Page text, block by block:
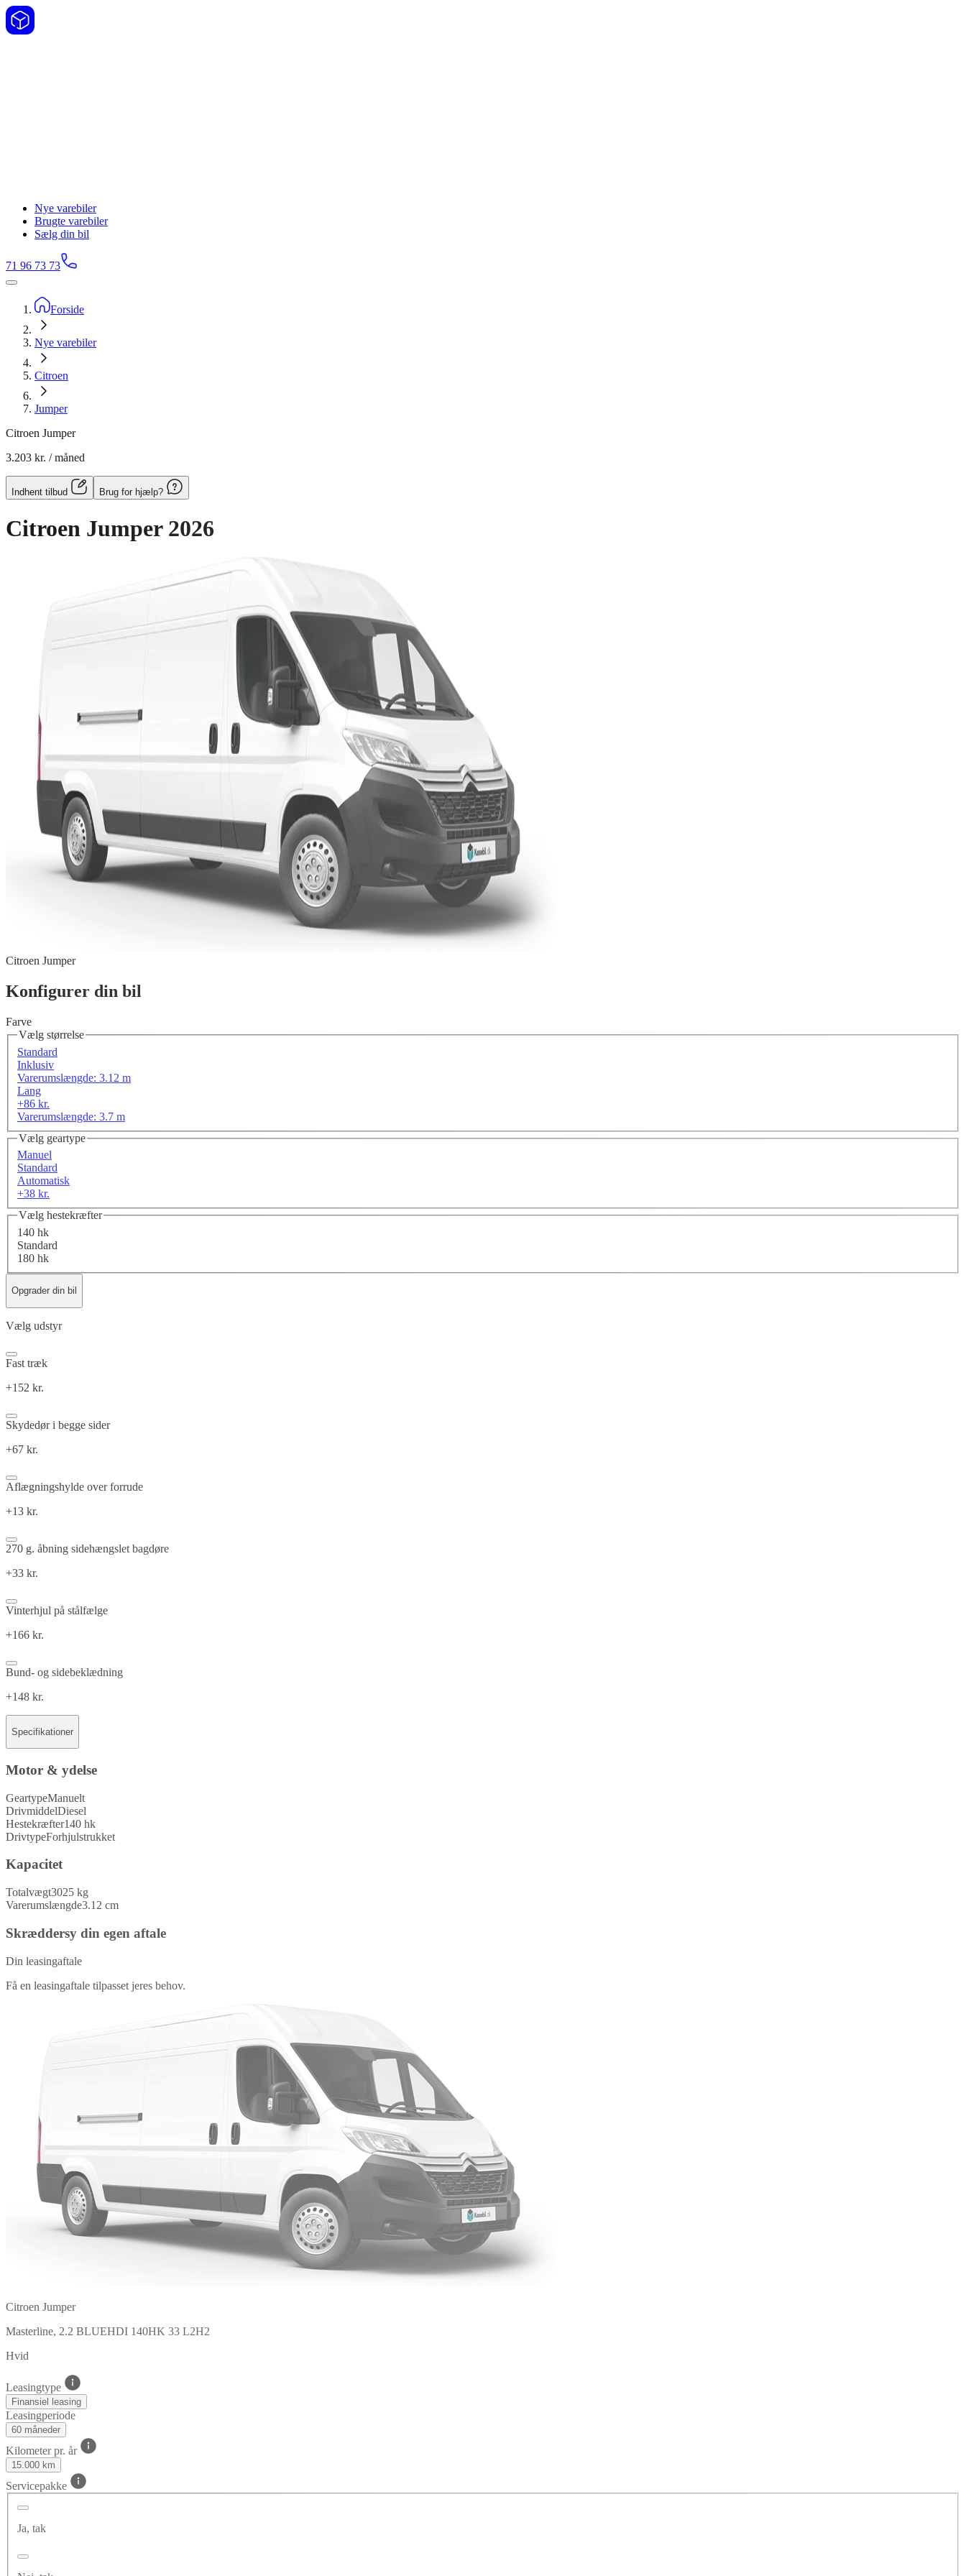
Nye varebiler
Brugte varebiler
Sælg din bil
71 96 73 73
Forside
Nye varebiler
Citroen
Jumper
Citroen Jumper
3.203 kr. / måned
Indhent tilbud Brug for hjælp?
Citroen Jumper 2026
Citroen Jumper
Konfigurer din bil
Farve
Vælg størrelse
Standard
Inklusiv
Varerumslængde: 3.12 m
Lang
+86 kr.
Varerumslængde: 3.7 m
Vælg geartype
Manuel
Standard
Automatisk
+38 kr.
Vælg hestekræfter
140 hk
Standard
180 hk
Opgrader din bil
Vælg udstyr
Fast træk
+152 kr.
Skydedør i begge sider
+67 kr.
Aflægningshylde over forrude
+13 kr.
270 g. åbning sidehængslet bagdøre
+33 kr.
Vinterhjul på stålfælge
+166 kr.
Bund- og sidebeklædning
+148 kr.
Specifikationer
Motor & ydelse
GeartypeManuelt
DrivmiddelDiesel
Hestekræfter140 hk
DrivtypeForhjulstrukket
Kapacitet
Totalvægt3025 kg
Varerumslængde3.12 cm
Skræddersy din egen aftale
Din leasingaftale
Få en leasingaftale tilpasset jeres behov.
Citroen Jumper
Masterline, 2.2 BLUEHDI 140HK 33 L2H2
Hvid
Leasingtype
Finansiel leasing
Leasingperiode
60 måneder
Kilometer pr. år
15.000 km
Servicepakke
Ja, tak